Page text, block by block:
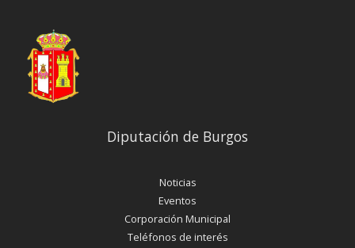
Diputación de Burgos
Noticias
Eventos
Corporación Municipal
Teléfonos de interés